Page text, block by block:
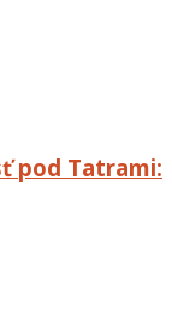
pod Tatrami: